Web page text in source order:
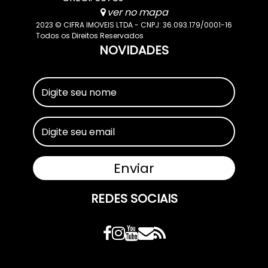
ver no mapa
2023 © CIFRA IMOVEIS LTDA - CNPJ: 36.093.179/0001-16
Todos os Direitos Reservados
NOVIDADES
REDES SOCIAIS